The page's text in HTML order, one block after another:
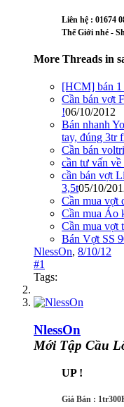
Liên hệ : 01674
Thế Giới nhé -
More Threads in
[HCM] bán 1
Cần bán vợt
!06/10/2012
Bán nhanh
tay, đúng 3tr
Cần bán
cần tư vấn
cần bán vợt
3,5t05/10/
Cần mua vợt
Cần mua Áo
Cần mua vợt
Bán Vợt SS
NlessOn, 8/10/12
#1
Tags:
NlessOn
Mới Tập Cầu
UP !
Giá Bán :